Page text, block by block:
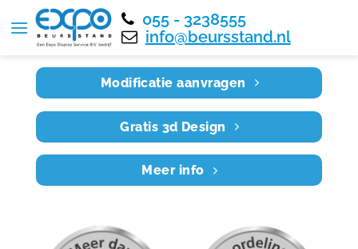
055 - 3238555
info@beursstand.nl
Home RE10X5 021
Modificatie aanvragen
Gratis 3d Design
Meer info